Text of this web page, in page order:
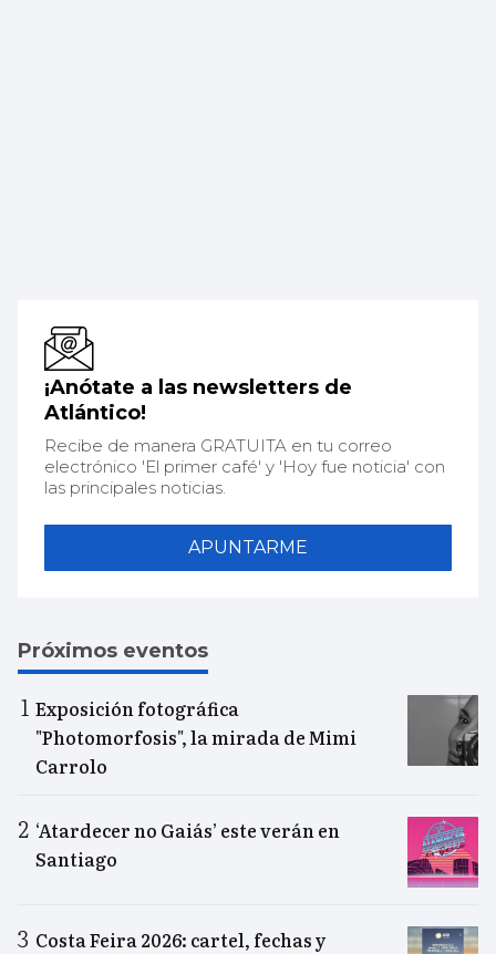
¡Anótate a las newsletters de
Atlántico!
Recibe de manera GRATUITA en tu correo
electrónico 'El primer café' y 'Hoy fue noticia' con
las principales noticias.
APUNTARME
Próximos eventos
Exposición fotográfica
"Photomorfosis", la mirada de Mimi
Carrolo
‘Atardecer no Gaiás’ este verán en
Santiago
Costa Feira 2026: cartel, fechas y